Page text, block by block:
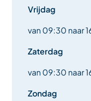
Vrijdag
van 09:30 naar
Zaterdag
van 09:30 naar
Zondag